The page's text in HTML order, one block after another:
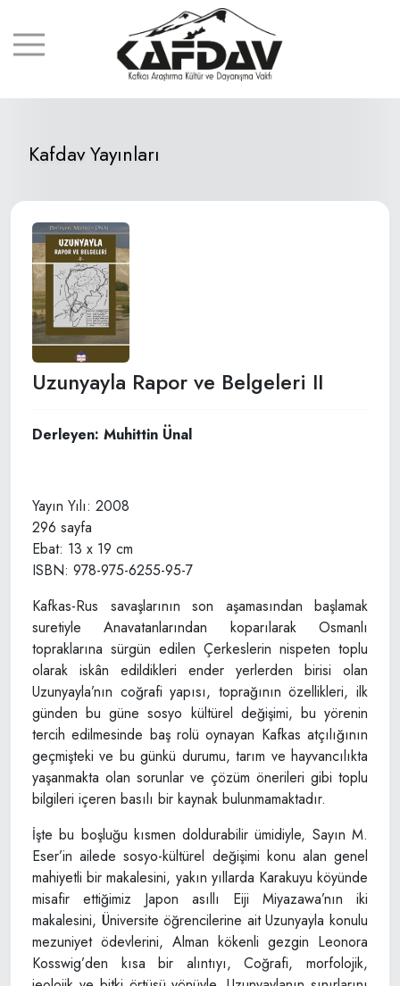
Kafdav Yayınları
Uzunyayla Rapor ve Belgeleri II
Derleyen: Muhittin Ünal
Yayın Yılı: 2008
296 sayfa
Ebat: 13 x 19 cm
ISBN: 978-975-6255-95-7
Kafkas-Rus savaşlarının son aşamasından başlamak
suretiyle Anavatanlarından koparılarak Osmanlı
topraklarına sürgün edilen Çerkeslerin nispeten toplu
olarak iskân edildikleri ender yerlerden birisi olan
Uzunyayla’nın coğrafi yapısı, toprağının özellikleri, ilk
günden bu güne sosyo kültürel değişimi, bu yörenin
tercih edilmesinde baş rolü oynayan Kafkas atçılığının
geçmişteki ve bu günkü durumu, tarım ve hayvancılıkta
yaşanmakta olan sorunlar ve çözüm önerileri gibi toplu
bilgileri içeren basılı bir kaynak bulunmamaktadır.
İşte bu boşluğu kısmen doldurabilir ümidiyle, Sayın M.
Eser’in ailede sosyo-kültürel değişimi konu alan genel
mahiyetli bir makalesini, yakın yıllarda Karakuyu köyünde
misafir ettiğimiz Japon asıllı Eiji Miyazawa’nın iki
makalesini, Üniversite öğrencilerine ait Uzunyayla konulu
mezuniyet ödevlerini, Alman kökenli gezgin Leonora
Kosswig’den kısa bir alıntıyı, Coğrafi, morfolojik,